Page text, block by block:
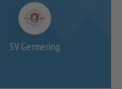
SV Germering